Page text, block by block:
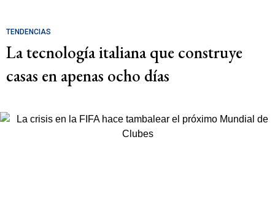
TENDENCIAS
La tecnología italiana que construye
casas en apenas ocho días